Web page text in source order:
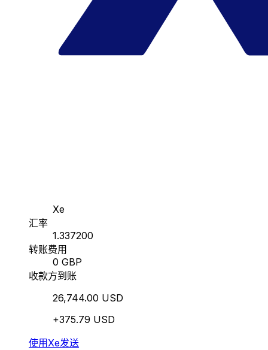
Xe
汇率
1.337200
转账费用
0 GBP
收款方到账
26,744.00 USD
+375.79 USD
使用Xe发送